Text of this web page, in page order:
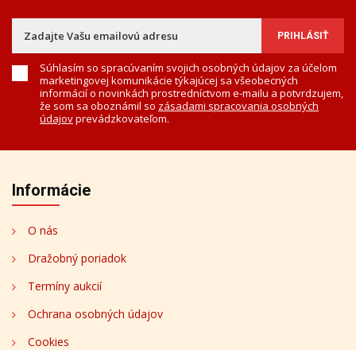
Súhlasím so spracúvaním svojich osobných údajov za účelom
marketingovej komunikácie týkajúcej sa všeobecných
informácií o novinkách prostredníctvom e-mailu a potvrdzujem,
že som sa oboznámil so zásadami spracovania osobných
údajovprevádzkovateľom.
Informácie
O nás
Dražobný poriadok
Termíny aukcií
Ochrana osobných údajov
Cookies